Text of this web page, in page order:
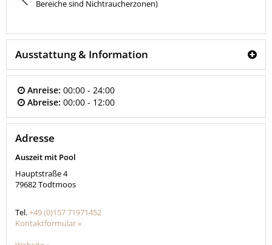
Bereiche sind Nichtraucherzonen)
Ausstattung & Information
Anreise: 00:00 - 24:00
Abreise: 00:00 - 12:00
Adresse
Auszeit mit Pool
Hauptstraße 4
79682Todtmoos
Tel.+49 (0)157 71971452
Kontaktformular »